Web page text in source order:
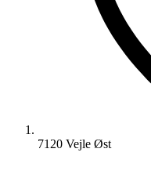
7120 Vejle Øst